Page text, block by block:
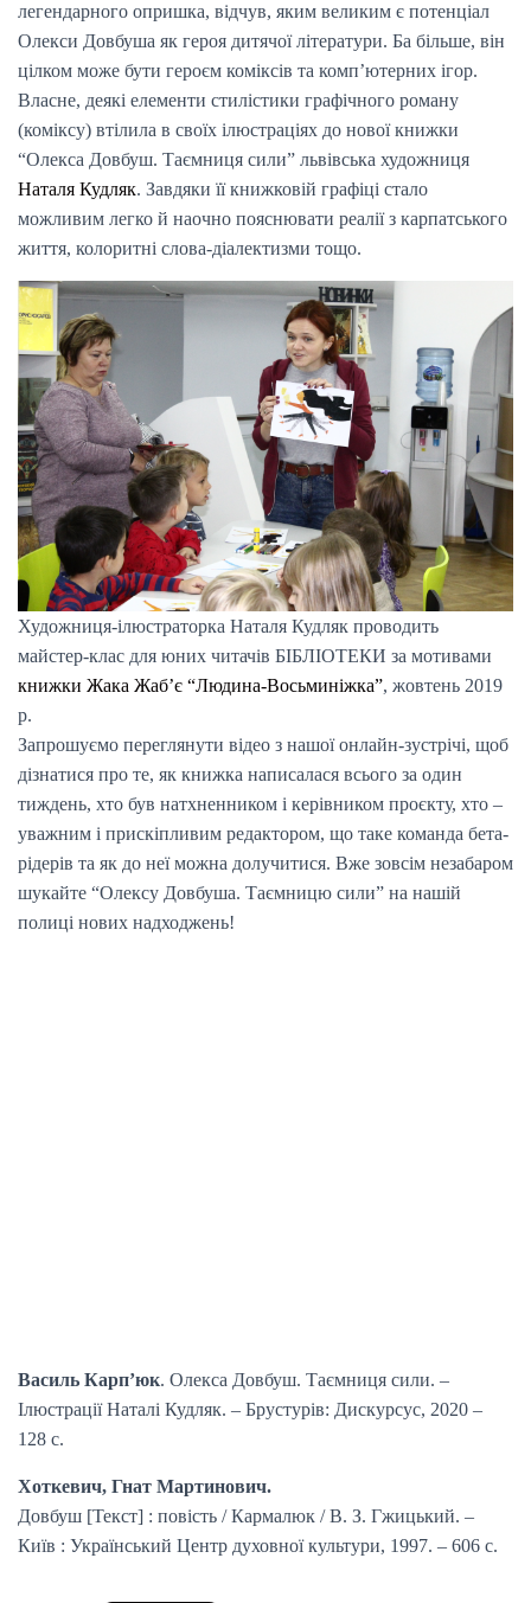
легендарного опришка, відчув, яким великим є потенціал
Олекси Довбуша як героя дитячої літератури. Ба більше, він
цілком може бути героєм коміксів та комп’ютерних ігор.
Власне, деякі елементи стилістики графічного роману
(коміксу) втілила в своїх ілюстраціях до нової книжки
“Олекса Довбуш. Таємниця сили” львівська художниця
Наталя Кудляк. Завдяки її книжковій графіці стало
можливим легко й наочно пояснювати реалії з карпатського
життя, колоритні слова-діалектизми тощо.
Художниця-ілюстраторка Наталя Кудляк проводить
майстер-клас для юних читачів БІБЛІОТЕКИ за мотивами
книжки Жака Жаб’є “Людина-Восьминіжка”, жовтень 2019
р.
Запрошуємо переглянути відео з нашої онлайн-зустрічі, щоб
дізнатися про те, як книжка написалася всього за один
тиждень, хто був натхненником і керівником проєкту, хто –
уважним і прискіпливим редактором, що таке команда бета-
рідерів та як до неї можна долучитися. Вже зовсім незабаром
шукайте “Олексу Довбуша. Таємницю сили” на нашій
полиці нових надходжень!
Василь Карп’юк. Олекса Довбуш. Таємниця сили. –
Ілюстрації Наталі Кудляк. – Брустурів: Дискурсус, 2020 –
128 с.
Хоткевич, Гнат Мартинович.
Довбуш [Текст] : повість / Кармалюк / В. З. Гжицький. –
Київ : Український Центр духовної культури, 1997. – 606 с.